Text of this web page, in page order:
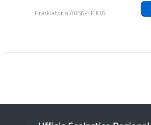
Graduatoria AB56-SICILIA